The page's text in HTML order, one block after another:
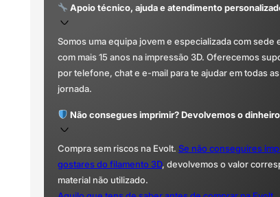
Apoio técnico, ajuda e atendimento
Somos uma equipa jovem e especializada com sede
com mais 15 anos na impressão 3D. Oferecemos
por telefone, chat e e-mail para te ajudar em todas
jornada.
Não consegues imprimir? Devolvemos o
Compra sem riscos na Evolt. Se não conseguires
gostares do filamento 3D, devolvemos o valor
material não utilizado.